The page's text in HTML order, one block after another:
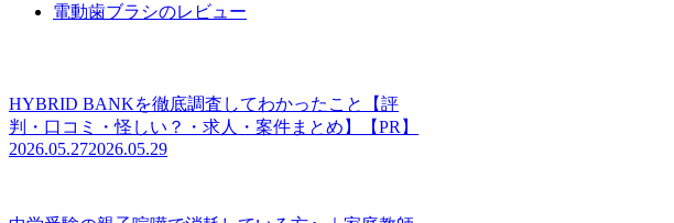
電動歯ブラシのレビュー
HYBRID BANKを徹底調査してわかったこと【評
判・口コミ・怪しい？・求人・案件まとめ】【PR】
2026.05.272026.05.29